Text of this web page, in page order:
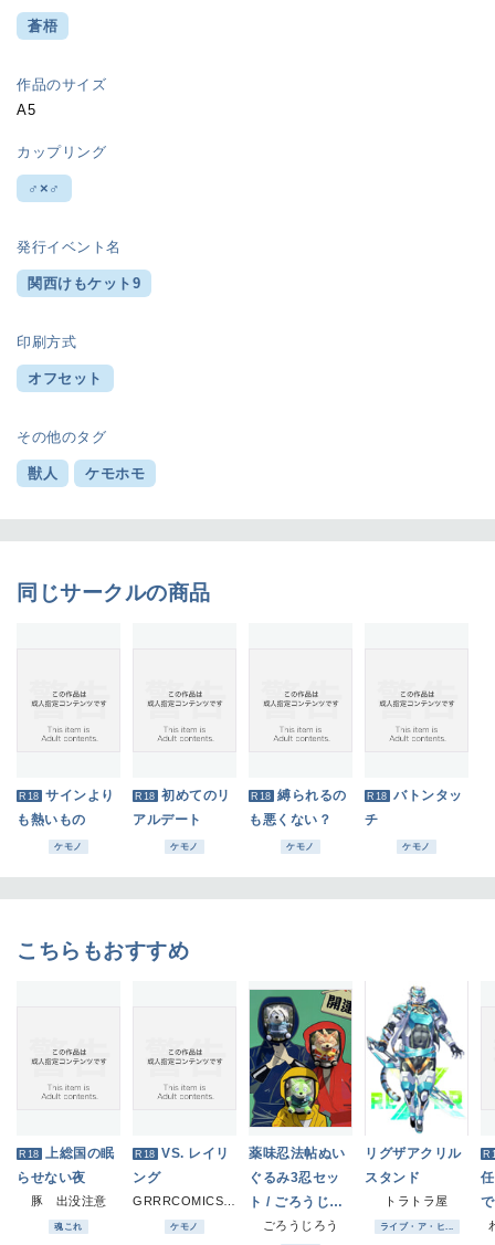
蒼梧
作品のサイズ
A5
カップリング
♂×♂
発行イベント名
関西けもケット9
印刷方式
オフセット
その他のタグ
獣人 ケモホモ
同じサークルの商品
R18 サインより
も熱いもの
ケモノ
R18 初めてのリ
アルデート
ケモノ
R18 縛られるの
も悪くない？
ケモノ
R18 バトンタッ
チ
ケモノ
こちらもおすすめ
R18 上総国の眠
らせない夜
豚 出没注意
魂これ
R18 VS. レイリ
ング
ケモノ
薬味忍法帖ぬい
ぐるみ3忍セッ
ト / ごろうじろ
ごろうじろう
リグザアクリル
スタンド
トラトラ屋
ライブ・ア・ヒ...